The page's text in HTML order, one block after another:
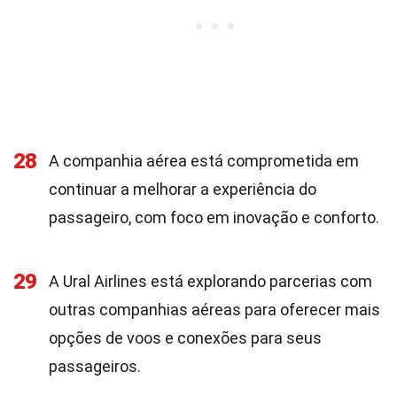
28
A companhia aérea está comprometida em
continuar a melhorar a experiência do
passageiro, com foco em inovação e conforto.
29
A Ural Airlines está explorando parcerias com
outras companhias aéreas para oferecer mais
opções de voos e conexões para seus
passageiros.